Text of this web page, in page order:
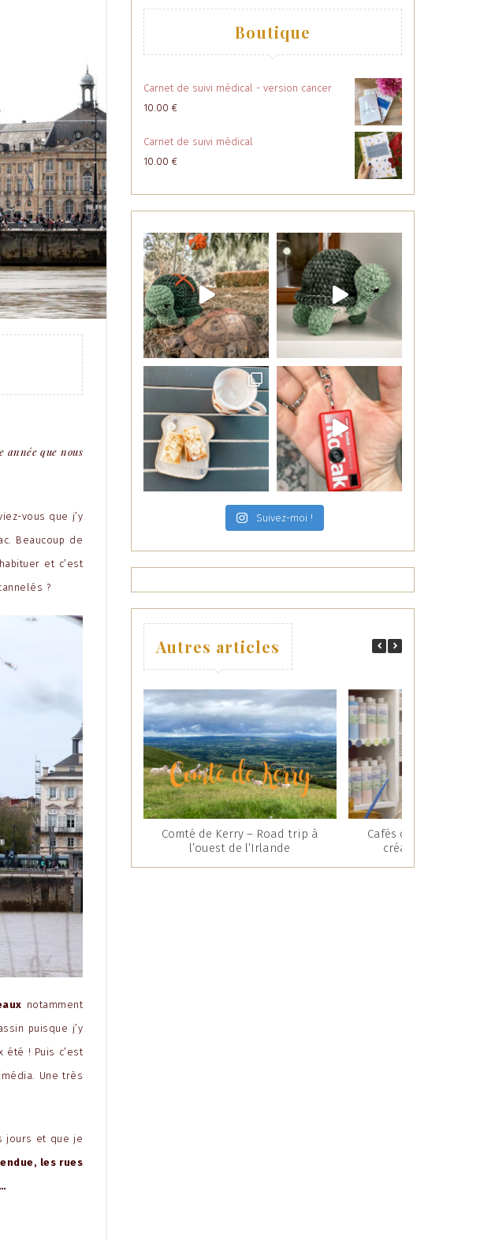
année que nous
vous que j’y
Beaucoup de
et c’est
?
notamment
puisque j’y
été ! Puis c’est
Une très
jours et que je
les rues
Boutique
Carnet de suivi médical - version cancer
10.00 €
Carnet de suivi médical
10.00 €
Suivez-moi !
Autres articles
Comté de Kerry – Road trip à
l’ouest de l’Irlande
Cafés céramique : une
créative et